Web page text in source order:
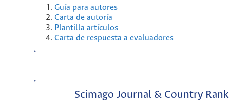
Guía para autores
Carta de autoría
Plantilla artículos
Carta de respuesta a evaluadores
Scimago Journal & Country Rank